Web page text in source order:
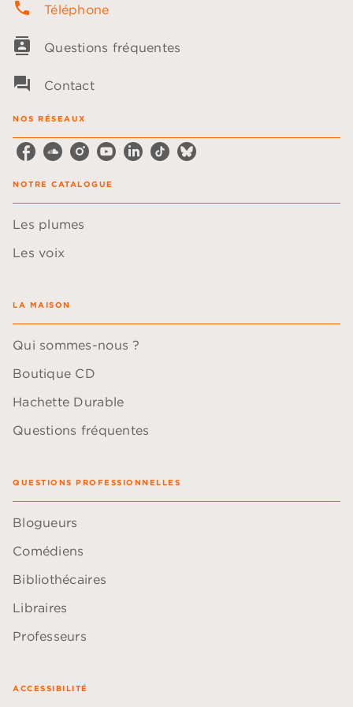
phone Téléphone
contacts Questions fréquentes
question_answer Contact
NOS RÉSEAUX
NOTRE CATALOGUE
Les plumes
Les voix
LA MAISON
Qui sommes-nous ?
Boutique CD
Hachette Durable
Questions fréquentes
QUESTIONS PROFESSIONNELLES
Blogueurs
Comédiens
Bibliothécaires
Libraires
Professeurs
ACCESSIBILITÉ